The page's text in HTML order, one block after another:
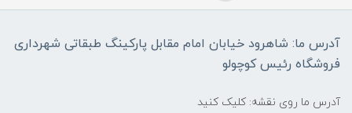
آدرس ما: شاهرود خیابان امام مقابل پارکینگ طبقاتی شهرداری
فروشگاه رئیس کوچولو
آدرس ما روی نقشه: کلیک کنید